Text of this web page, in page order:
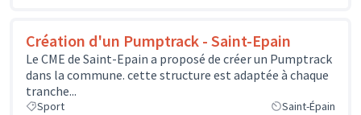
Création d'un Pumptrack - Saint-Epain
Le CME de Saint-Epain a proposé de créer un Pumptrack
dans la commune. cette structure est adaptée à chaque
tranche...
Sport Saint-Épain